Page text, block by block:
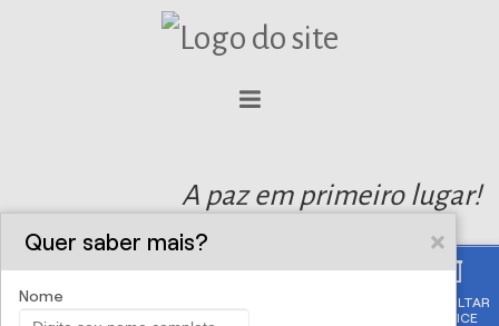
CONSULTAR
APÓLICE
A paz em primeiro lugar!
Quer saber mais?
Nome